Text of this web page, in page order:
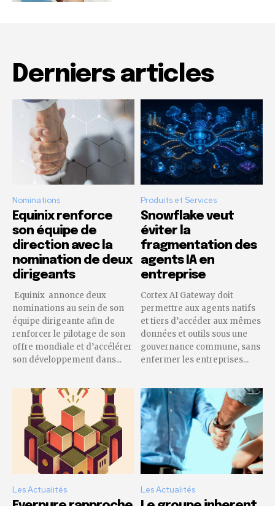
Derniers articles
Nominations
Equinix renforce
son équipe de
direction avec la
nomination de deux
dirigeants
Equinix annonce deux
nominations au sein de son
équipe dirigeante afin de
renforcer le pilotage de son
offre mondiale et d’accélérer
son développement dans...
Produits et Services
Snowflake veut
éviter la
fragmentation des
agents IA en
entreprise
Cortex AI Gateway doit
permettre aux agents natifs
et tiers d’accéder aux mêmes
données et outils sous une
gouvernance commune, sans
enfermer les entreprises...
Les Actualités Les Actualités